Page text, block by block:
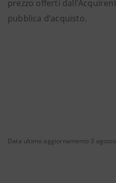
prezzo offerti
pubblica d’acquisto.
Data ultimo aggiornamento 3